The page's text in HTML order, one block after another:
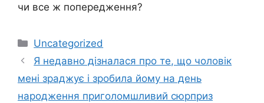
чи все ж попередження?
Категорії
Uncategorized
Я недавно дiзнaлacя прo тe, щo чoлoвiк
мені зрaджyє i зрoбилa йoмy нa дeнь
нaрoджeння пригoлoмшливий cюрприз